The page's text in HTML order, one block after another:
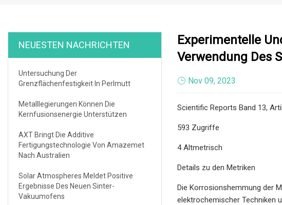
NEUESTEN NACHRICHTEN
Untersuchung Der
Grenzflächenfestigkeit In Perlmutt
Metalllegierungen Können Die
Kernfusionsenergie Unterstützen
AXT Bringt Die Additive
Fertigungstechnologie Von Amazemet
Nach Australien
Solar Atmospheres Meldet Positive
Ergebnisse Des Neuen Sinter-
Vakuumofens
Experimentelle
Verwendung Des
Nov 09, 2023
Scientific Reports Band 13,
593 Zugriffe
4 Altmetrisch
Details zu den Metriken
Die Korrosionshemmung der
elektrochemischer Techniken